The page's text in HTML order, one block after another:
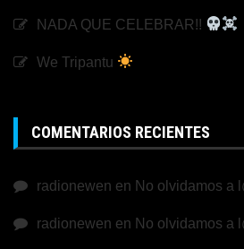
NADA QUE CELEBRAR!!
We Tripantu
COMENTARIOS RECIENTES
radionewen en No olvidamos a
radionewen en No olvidamos a